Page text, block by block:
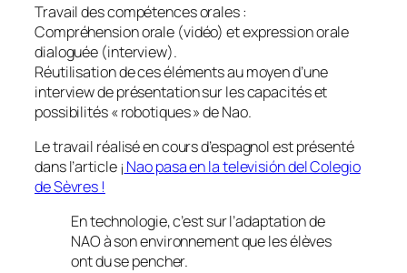
Travail des compétences orales :
Compréhension orale (vidéo) et expression orale
dialoguée (interview).
Réutilisation de ces éléments au moyen d’une
interview de présentation sur les capacités et
possibilités « robotiques » de Nao.
Le travail réalisé en cours d’espagnol est présenté
dans l’article ¡ Nao pasa en la televisión del Colegio
de Sèvres !
En technologie, c’est sur l’adaptation de
NAO à son environnement que les élèves
ont du se pencher.